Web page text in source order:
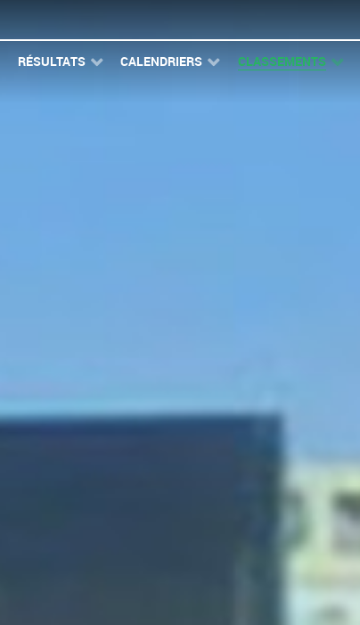
RÉSULTATS CALENDRIERS CLASSEMENTS